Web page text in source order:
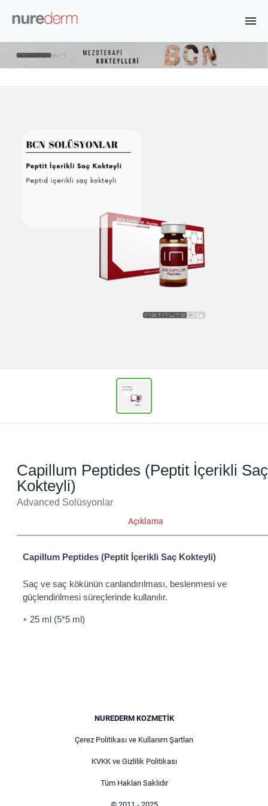
Capillum Peptides (Peptit İçerikli Saç
Kokteyli)
Advanced Solüsyonlar
Açıklama
Capillum Peptides (Peptit İçerikli Saç Kokteyli)
Saç ve saç kökünün canlandırılması, beslenmesi ve
güçlendirilmesi süreçlerinde kullanılır.
25 ml (5*5 ml)
NUREDERM KOZMETIK
Çerez Politikası ve Kullanım Şartları
KVKK ve Gizlilik Politikası
Tüm Hakları Saklıdır